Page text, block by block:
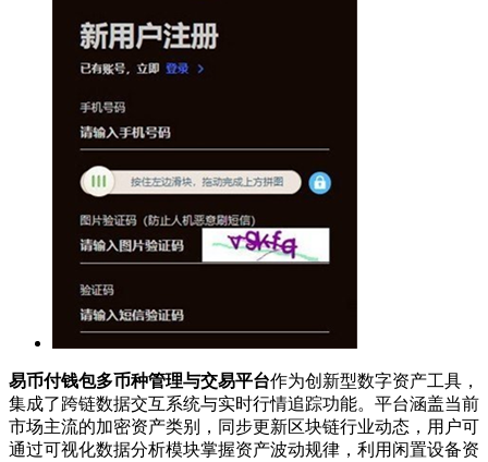
易币付钱包多币种管理与交易平台作为创新型数字资产工具，
集成了跨链数据交互系统与实时行情追踪功能。平台涵盖当前
市场主流的加密资产类别，同步更新区块链行业动态，用户可
通过可视化数据分析模块掌握资产波动规律，利用闲置设备资